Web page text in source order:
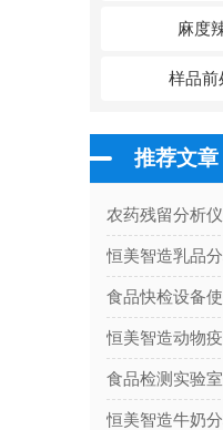
麻度
样品前
推荐文章
农药残留分析
食品检测实验